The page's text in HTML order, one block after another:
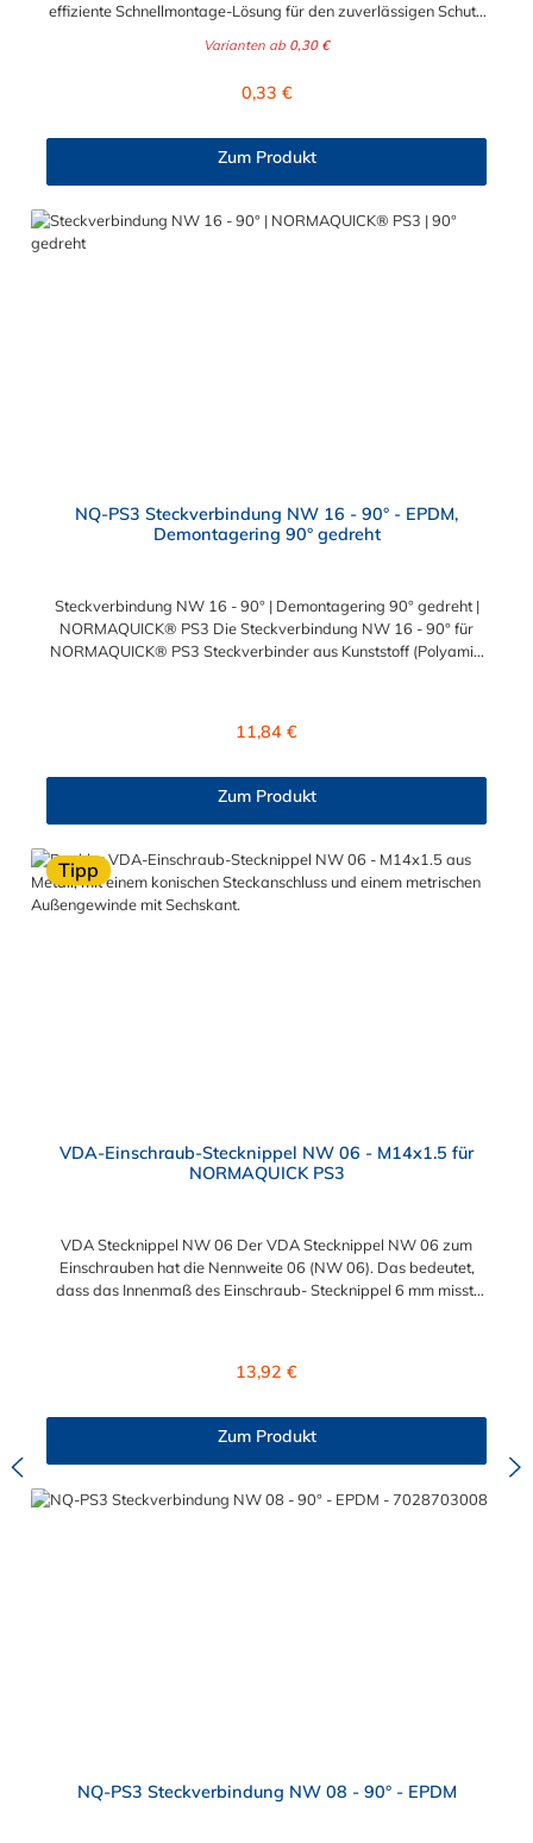
effiziente Schnellmontage-Lösung für den zuverlässigen Schutz
gestaltete ergonomische Grifflasche erleichtert die
durch die umlaufende Dichtlippe, die einen sicheren Verschluss
schonend und vielseitig einsetzbar, da sie verschiedene
Gewindearten schützt, darunter Regel-, Fein- und Rohrgewinde
bis zur Endmontage, indem sie sie zuverlässig vor
Verschmutzung und Beschädigung bewahrt. Für eine schnelle
Demontage ist das robuste, handliche Griffstück konzipiert, das
Varianten ab 0,30 €
Regulärer Preis:
0,33 €
Zum Produkt
NQ-PS3 Steckverbindung NW 16 - 90° - EPDM,
Demontagering 90° gedreht
Steckverbindung NW 16 - 90° | Demontagering 90° gedreht |
NORMAQUICK® PS3 Die Steckverbindung NW 16 - 90° für
NORMAQUICK® PS3 Steckverbinder aus Kunststoff (Polyamid
beim Einsatz bei verschiedenen Ladeluftsystemen.
maximalBerstdruck: 20 bar
Regulärer Preis:
11,84 €
Zum Produkt
Tipp
VDA-Einschraub-Stecknippel NW 06 - M14x1.5 für
NORMAQUICK PS3
VDA Stecknippel NW 06 Der VDA Stecknippel NW 06 zum
Einschrauben hat die Nennweite 06 (NW 06). Das bedeutet,
dass das Innenmaß des Einschraub- Stecknippel 6 mm misst.
vorhanden ist. Der VDA Stecknippel NW 06 ist aus Aluminium
NORMAQUICK® PS3) sind bereits seit Jahren im Fahrzeugbau
etablierte Verbindungslösungen. Insbesondere bei
medienführenden Leitungen im Bereich von Temperier-
Systemen (Kühlerleitungen/Heizleitungen), Ladeluft-Systemen
Regulärer Preis:
13,92 €
Zum Produkt
NQ-PS3 Steckverbindung NW 08 - 90° - EPDM